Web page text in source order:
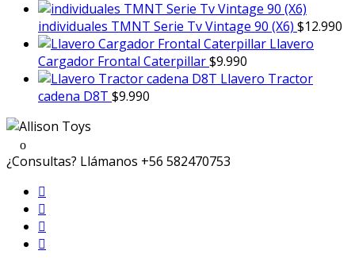
individuales TMNT Serie Tv Vintage 90 (X6) $12.990
Llavero
Cargador Frontal Caterpillar$9.990
Llavero Tractor
cadena D8T $9.990
¿Consultas? Llámanos +56 582470753